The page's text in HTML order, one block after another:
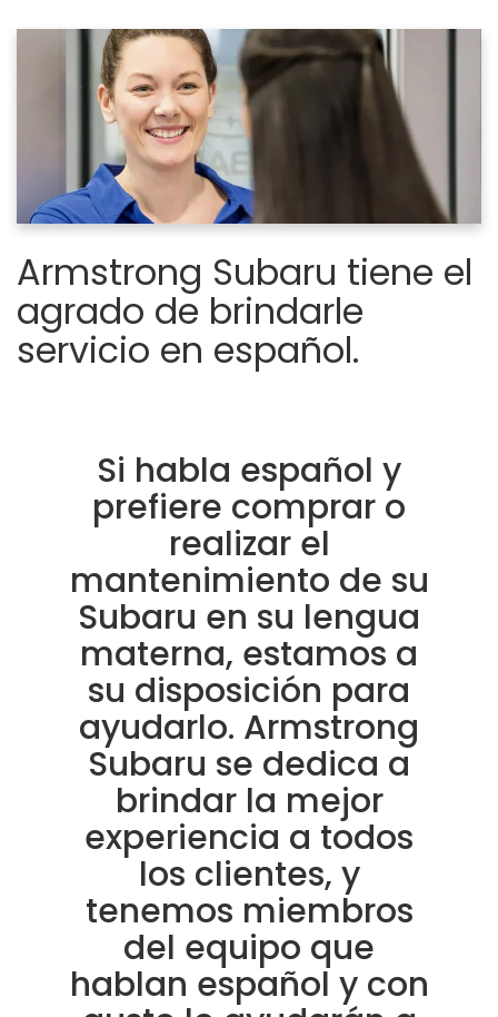
Armstrong Subaru tiene el
agrado de brindarle
servicio en español.
Si habla español y
prefiere comprar o
realizar el
mantenimiento de su
Subaru en su lengua
materna, estamos a
su disposición para
ayudarlo. Armstrong
Subaru se dedica a
brindar la mejor
experiencia a todos
los clientes, y
tenemos miembros
del equipo que
hablan español y con